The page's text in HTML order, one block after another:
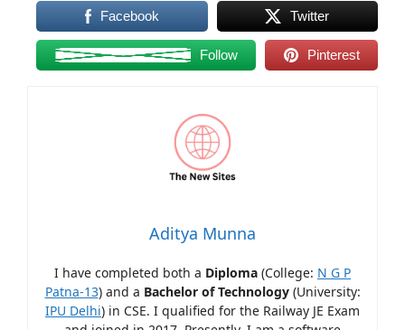
Facebook Twitter
Follow Pinterest
Aditya Munna
I have completed both a Diploma (College: N G P
Patna-13) and a Bachelor of Technology(University:
IPU Delhi) in CSE. I qualified for the Railway JE Exam